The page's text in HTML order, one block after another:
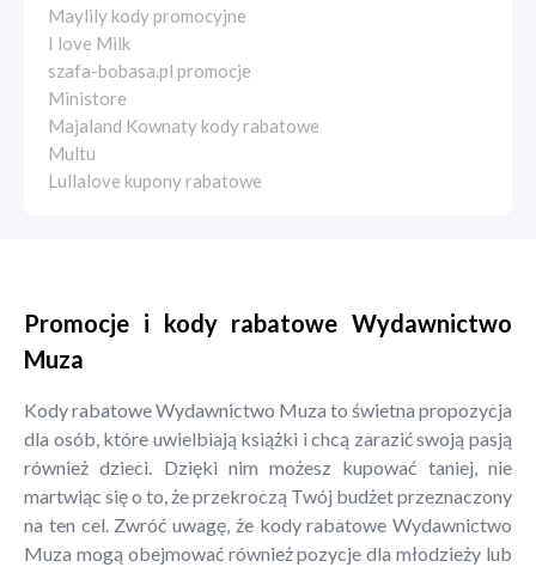
Maylily kody promocyjne
I love Milk
szafa-bobasa.pl promocje
Ministore
Majaland Kownaty kody rabatowe
Multu
Lullalove kupony rabatowe
Promocje i kody rabatowe Wydawnictwo
Muza
Kody rabatowe Wydawnictwo Muza to świetna propozycja
dla osób, które uwielbiają książki i chcą zarazić swoją pasją
również dzieci. Dzięki nim możesz kupować taniej, nie
martwiąc się o to, że przekroczą Twój budżet przeznaczony
na ten cel. Zwróć uwagę, że kody rabatowe Wydawnictwo
Muza mogą obejmować również pozycje dla młodzieży lub